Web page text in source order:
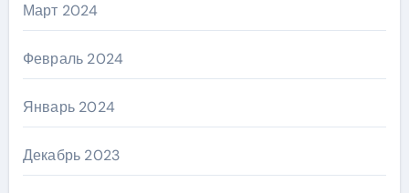
Март 2024
Февраль 2024
Январь 2024
Декабрь 2023